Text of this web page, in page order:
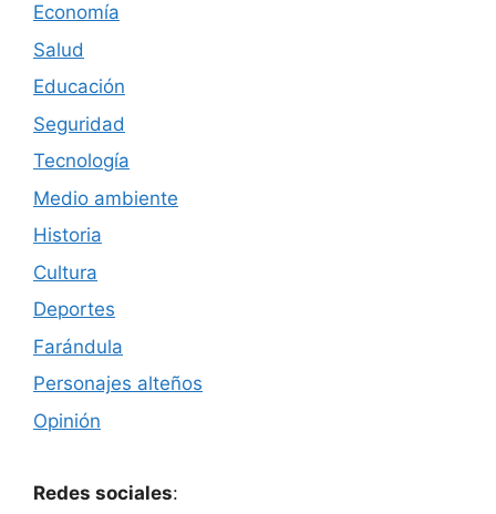
Economía
Salud
Educación
Seguridad
Tecnología
Medio ambiente
Historia
Cultura
Deportes
Farándula
Personajes alteños
Opinión
Redes sociales: